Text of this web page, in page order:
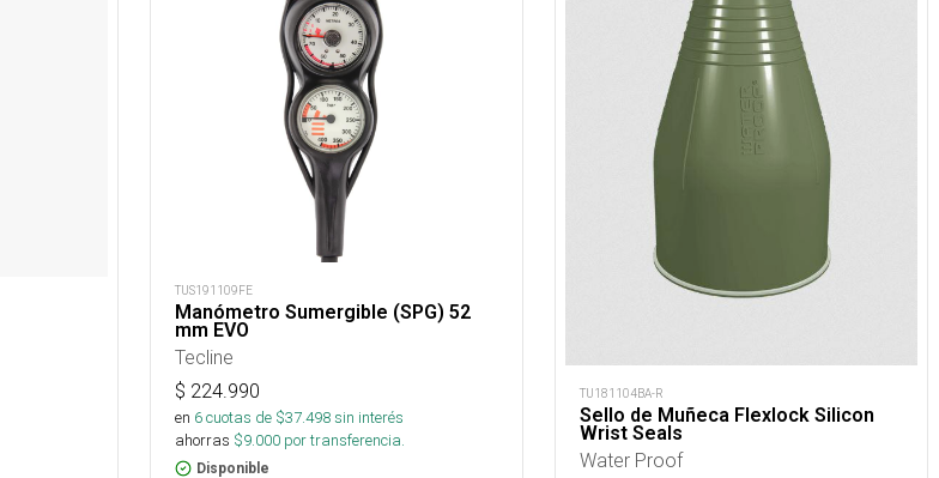
TUS191109FE
Manómetro Sumergible (SPG) 52
mm EVO
Tecline
$ 224.990
en 6cuotas de $37.498sin interés
ahorras $9.000 por transferencia.
Disponible
TU181104BA-R
Sello de Muñeca Flexlock Silicon
Wrist Seals
Water Proof